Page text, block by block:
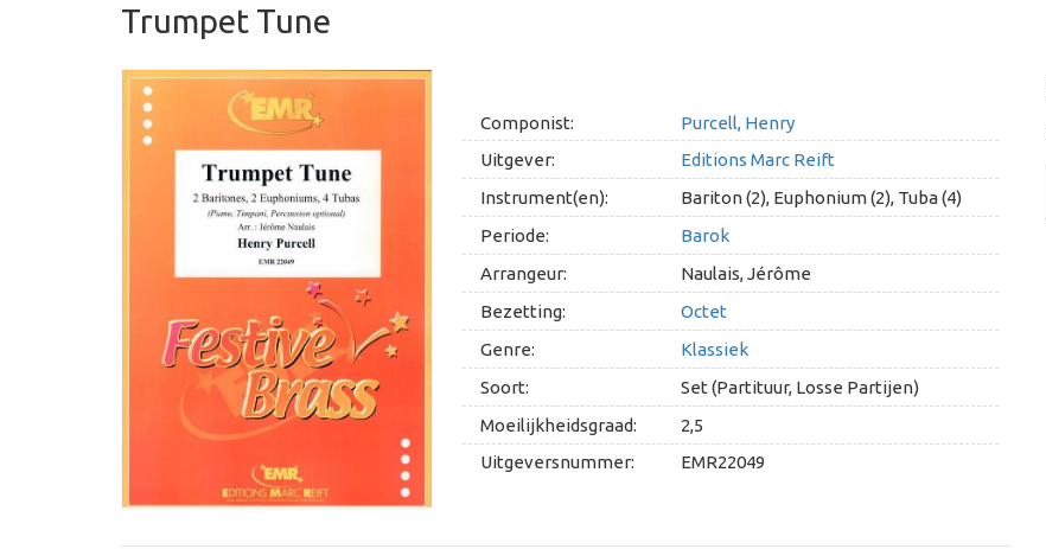
Trumpet Tune
Componist:
Purcell, Henry
Uitgever:
Editions Marc Reift
Instrument(en):
Bariton (2), Euphonium (2), Tuba (4)
Periode:
Barok
Arrangeur:
Naulais, Jérôme
Bezetting:
Octet
Genre:
Klassiek
Soort:
Set (Partituur, Losse Partijen)
Moeilijkheidsgraad:
2,5
Uitgeversnummer:
EMR22049